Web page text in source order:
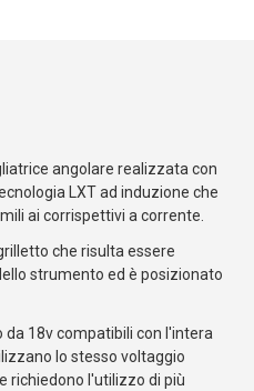
angolare realizzata con
LXT ad induzione che
ai corrispettivi a corrente.
che risulta essere
strumento ed è posizionato
da 18v compatibili con l'intera
lo stesso voltaggio
richiedono l'utilizzo di più